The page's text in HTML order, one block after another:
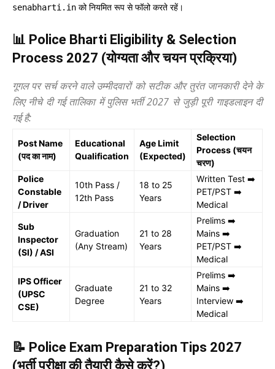
senabharti.in को नियमित रूप से फॉलो करते रहें।
📊 Police Bharti Eligibility & Selection
Process 2027 (योग्यता और चयन प्रक्रिया)
गूगल पर सर्च करने वाले उम्मीदवारों को सटीक और तुरंत जानकारी देने के
लिए नीचे दी गई तालिका में पुलिस भर्ती 2027 से जुड़ी पूरी गाइडलाइन दी
गई है:
Post Name
(पद का नाम)
Educational
Qualification
Age Limit
(Expected)
Selection
Process (चयन
चरण)
Police
Constable
/ Driver
10th Pass /
12th Pass
18 to 25
Years
Written Test ➡️
PET/PST ➡️
Medical
Sub
Inspector
(SI) / ASI
Graduation
(Any Stream)
21 to 28
Years
Prelims ➡️
Mains ➡️
PET/PST ➡️
Medical
IPS Officer
(UPSC
CSE)
Graduate
Degree
21 to 32
Years
Prelims ➡️
Mains ➡️
Interview ➡️
Medical
📝 Police Exam Preparation Tips 2027
(भर्ती परीक्षा की तैयारी कैसे करें?)